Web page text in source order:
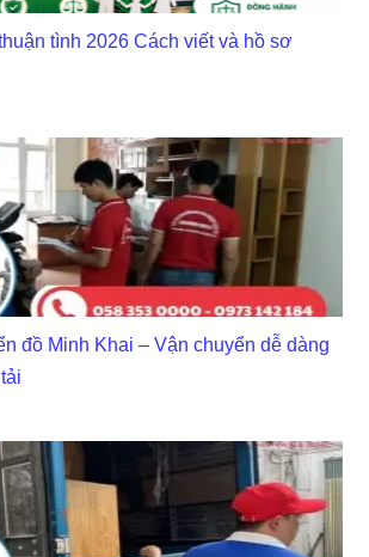
tình 2026 Cách viết và hồ sơ
đồ Minh Khai – Vận chuyển dễ dàng